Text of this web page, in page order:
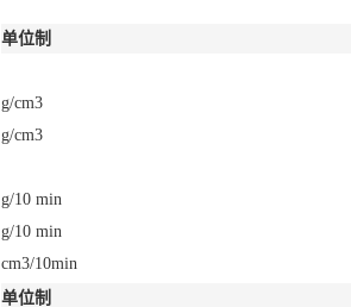
单位制
g/cm3
g/cm3
g/10 min
g/10 min
cm3/10min
单位制